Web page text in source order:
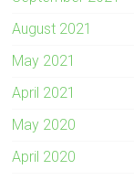
August 2021
May 2021
April 2021
May 2020
April 2020